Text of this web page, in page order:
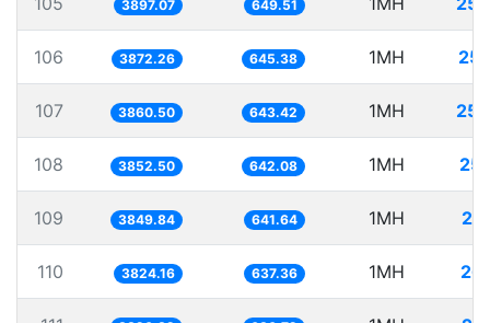
3897.07 649.51
106 3872.26 645.38 1MH
107 3860.50 643.42 1MH
108 3852.50 642.08 1MH
109 3849.84 641.64 1MH
110 3824.16 637.36 1MH